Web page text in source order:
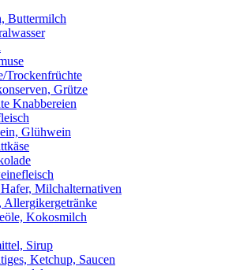
Buttermilch
Trockenfrüchte
Grütze
Knabbereien
Glühwein
Milchalternativen
Allergikergetränke
Kokosmilch
Sirup
Ketchup, Saucen